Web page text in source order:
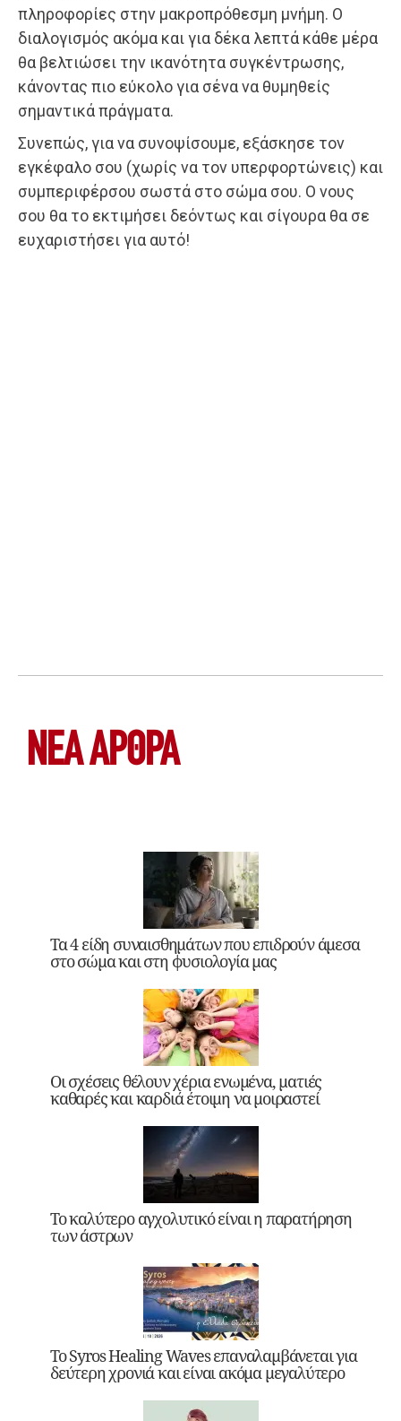
πληροφορίες στην μακροπρόθεσμη μνήμη. Ο
διαλογισμός ακόμα και για δέκα λεπτά κάθε μέρα
θα βελτιώσει την ικανότητα συγκέντρωσης,
κάνοντας πιο εύκολο για σένα να θυμηθείς
σημαντικά πράγματα.
Συνεπώς, για να συνοψίσουμε, εξάσκησε τον
εγκέφαλο σου (χωρίς να τον υπερφορτώνεις) και
συμπεριφέρσου σωστά στο σώμα σου. Ο νους
σου θα το εκτιμήσει δεόντως και σίγουρα θα σε
ευχαριστήσει για αυτό!
ΝΕΑ ΆΡΘΡΑ
Τα 4 είδη συναισθημάτων που επιδρούν άμεσα
στο σώμα και στη φυσιολογία μας
Οι σχέσεις θέλουν χέρια ενωμένα, ματιές
καθαρές και καρδιά έτοιμη να μοιραστεί
Το καλύτερο αγχολυτικό είναι η παρατήρηση
των άστρων
Το Syros Healing Waves επαναλαμβάνεται για
δεύτερη χρονιά και είναι ακόμα μεγαλύτερο